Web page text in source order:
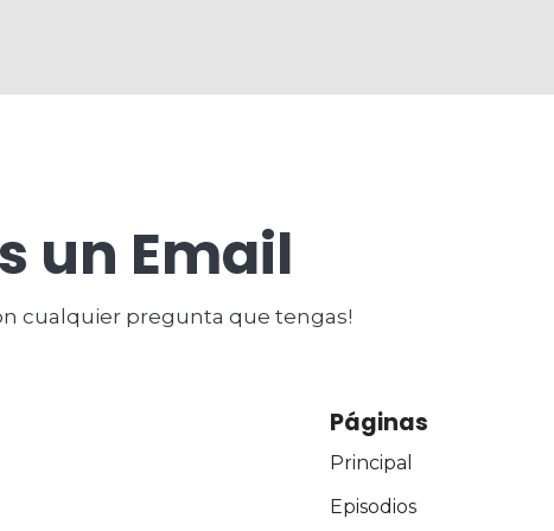
un Email
cualquier pregunta que tengas!
Páginas
Principal
Episodios